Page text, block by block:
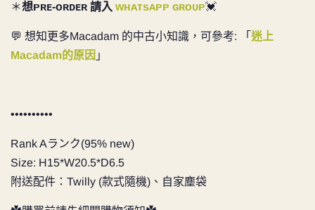
＊想ᴘʀᴇ-ᴏʀᴅᴇʀ 請入 ᴡʜᴀᴛsᴀᴘᴘ ɢʀᴏᴜᴘ💓
💬 想知更多Macadam 的中古小知識，可參考: 「 迷上
Macadam的原因 」
••••••••••
Rank Aランク(95% new)
Size: H15*W20.5*D6.5
附送配件：Twilly (款式隨機)、自家塵袋